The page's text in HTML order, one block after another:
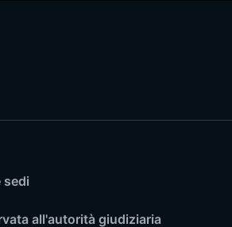
sedi
all'autorità giudiziaria